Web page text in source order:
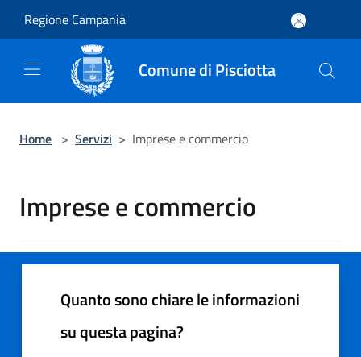
Regione Campania
Comune di Pisciotta
Home > Servizi > Imprese e commercio
Imprese e commercio
Quanto sono chiare le informazioni
su questa pagina?